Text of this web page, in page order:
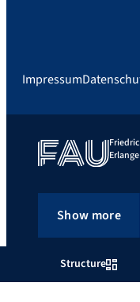
Structure
Impressum
Show more